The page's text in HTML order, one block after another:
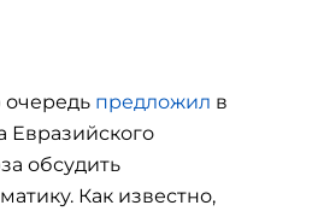
предложил в
Евразийского
обсудить
Как известно,